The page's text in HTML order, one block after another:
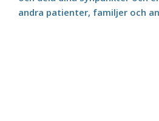
andra patienter, familjer och